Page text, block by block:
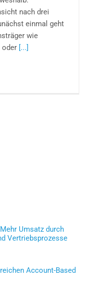
nach drei
einmal geht
wie
oder [...]
Umsatz durch
Vertriebsprozesse
Account-Based